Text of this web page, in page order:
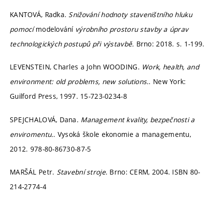
KANTOVÁ, Radka. Snižování hodnoty staveništního hluku
pomocímodelovánívýrobního prostoru stavby a úprav
technologických postupů při výstavbě. Brno: 2018. s. 1-199.
LEVENSTEIN, Charles a John WOODING. Work, health, and
environment: old problems, new solutions.. New York:
Guilford Press, 1997. 15-723-0234-8
SPEJCHALOVÁ, Dana. Management kvality, bezpečnosti a
enviromentu.. Vysoká škole ekonomie a managementu,
2012. 978-80-86730-87-5
MARŠÁL Petr. Stavební stroje. Brno: CERM, 2004. ISBN 80-
214-2774-4